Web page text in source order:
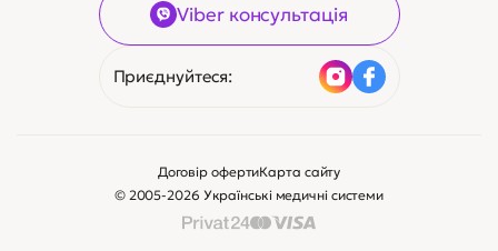
Viber консультація
Приєднуйтеся:
© 2005-2026 Українські медичні системи
Договір офертиКарта сайту